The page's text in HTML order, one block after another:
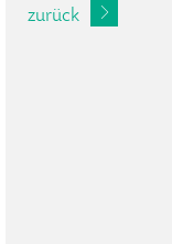
zurück